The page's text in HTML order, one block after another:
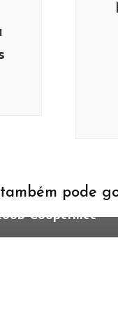
pode
sacochilas de
do banco
Coopermec